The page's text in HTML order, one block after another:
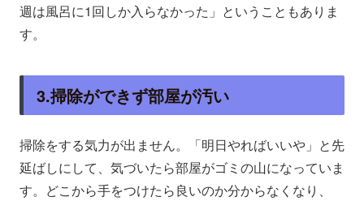
週は風呂に1回しか入らなかった」ということもありま
す。
3.掃除ができず部屋が汚い
掃除をする気力が出ません。「明日やればいいや」と先
延ばしにして、気づいたら部屋がゴミの山になっていま
す。どこから手をつけたら良いのか分からなくなり、